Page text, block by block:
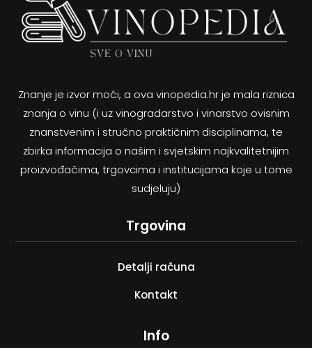
Znanje je izvor moći, a ova vinopedia.hr je mala riznica
znanja o vinu (i uz vinogradarstvo i vinarstvo ovisnim
znanstvenim i stručno praktičnim disciplinama, te
zbirka informacija o našim i svjetskim najkvalitetnijim
proizvođačima, trgovcima i institucijama koje u tome
sudjeluju)
Trgovina
Detalji računa
Kontakt
Info